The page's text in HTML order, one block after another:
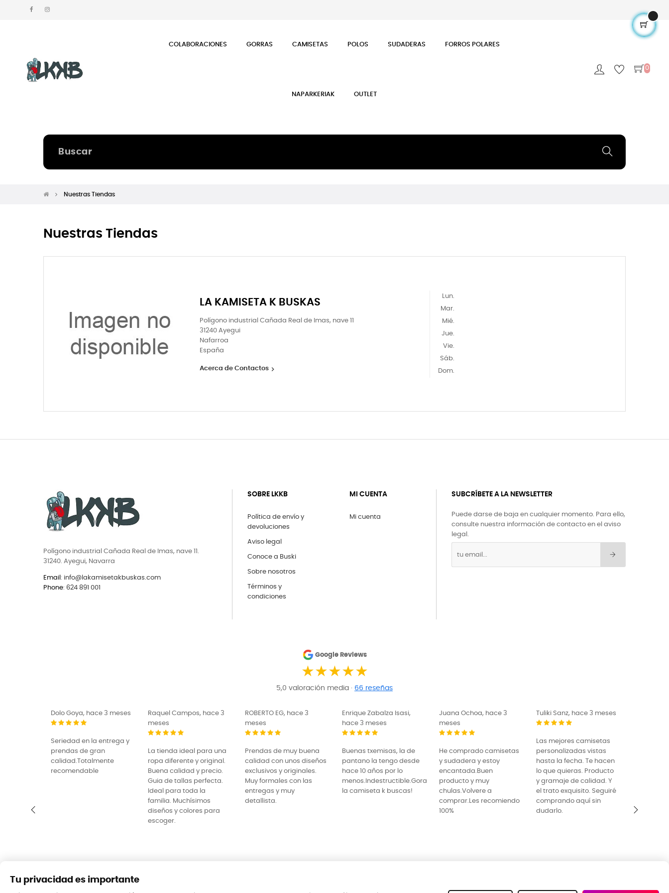
COLABORACIONES GORRAS CAMISETAS POLOS SUDADERAS FORROS POLARES
NAPARKERIAK OUTLET
0
Nuestras Tiendas
Nuestras Tiendas
LA KAMISETA K BUSKAS
Polígono industrial Cañada Real de Imas, nave 11
31240 Ayegui
Nafarroa
España
Acerca de Contactos 
Lun.
Mar.
Mié.
Jue.
Vie.
Sáb.
Dom.
Polígono industrial Cañada Real de Imas, nave 11.
31240. Ayegui, Navarra
Email : info@lakamisetakbuskas.com
Phone: 624 891 001
SOBRE LKKB
Política de envío y
devoluciones
Aviso legal
Conoce a Buski
Sobre nosotros
Términos y
condiciones
MI CUENTA
Mi cuenta
SUBCRÍBETE A LA NEWSLETTER
Puede darse de baja en cualquier momento. Para ello,
consulte nuestra información de contacto en el aviso
legal.
Google Reviews
★★★★★
5,0 valoración media · 66 reseñas
Dolo Goya, hace 3 meses
Seriedad en la entrega y
prendas de gran
calidad.Totalmente
recomendable
Raquel Campos, hace 3
meses
La tienda ideal para una
ropa diferente y original.
Buena calidad y precio.
Guia de tallas perfecta.
Ideal para toda la
familia. Muchísimos
diseños y colores para
escoger.
ROBERTO EG, hace 3
meses
Prendas de muy buena
calidad con unos diseños
exclusivos y originales.
Muy formales con las
entregas y muy
detallista.
Enrique Zabalza Isasi,
hace 3 meses
Buenas txemisas, la de
pantano la tengo desde
hace 10 años por lo
menos.Indestructible.Gora
la camiseta k buscas!
Juana Ochoa, hace 3
meses
He comprado camisetas
y sudadera y estoy
encantada.Buen
producto y muy
chulas.Volvere a
comprar.Les recomiendo
100%
Tuliki Sanz, hace 3 meses
Las mejores camisetas
personalizadas vistas
hasta la fecha. Te hacen
lo que quieras. Producto
y gramaje de calidad. Y
el trato exquisito. Seguiré
comprando aquí sin
dudarlo.
gracias
Tu privacidad es importante